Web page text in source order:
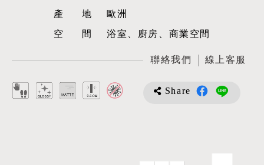
產地歐洲
空間浴室、廚房、商業空間
聯絡我們 線上客服
Share